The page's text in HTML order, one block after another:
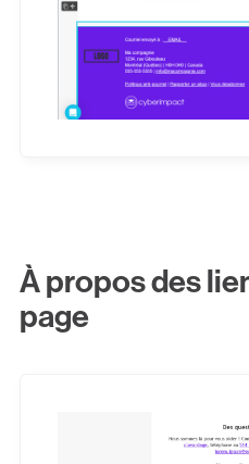
À propos des
page